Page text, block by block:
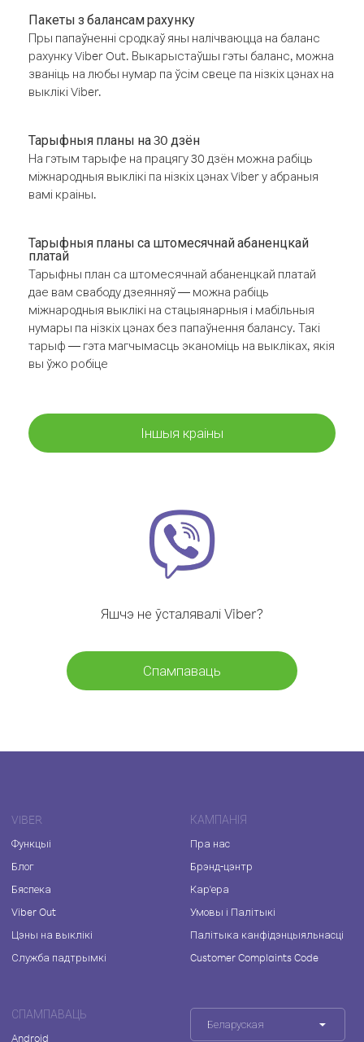
Пакеты з балансам рахунку
Пры папаўненні сродкаў яны налічваюцца на баланс
рахунку Viber Out. Выкарыстаўшы гэты баланс, можна
званіць на любы нумар па ўсім свеце па нізкіх цэнах на
выклікі Viber.
Тарыфныя планы на 30 дзён
На гэтым тарыфе на працягу 30 дзён можна рабіць
міжнародныя выклікі па нізкіх цэнах Viber у абраныя
вамі краіны.
Тарыфныя планы са штомесячнай абаненцкай
платай
Тарыфны план са штомесячнай абаненцкай платай
дае вам свабоду дзеянняў — можна рабіць
міжнародныя выклікі на стацыянарныя і мабільныя
нумары па нізкіх цэнах без папаўнення балансу. Такі
тарыф — гэта магчымасць эканоміць на выкліках, якія
вы ўжо робіце
Іншыя краіны
Яшчэ не ўсталявалі Viber?
Спампаваць
VIBER
Функцыі
Блог
Бяспека
Viber Out
Цэны на выклікі
Служба падтрымкі
КАМПАНІЯ
Пра нас
Брэнд-цэнтр
Кар'ера
Умовы і Палітыкі
Палітыка канфідэнцыяльнасці
Customer Complaints Code
СПАМПАВАЦЬ
Android
Беларуская